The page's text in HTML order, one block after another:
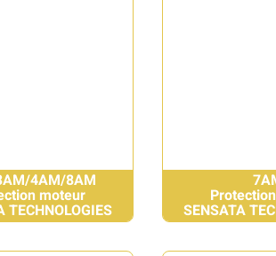
4AM/8AM
moteur
TECHNOLOGIES SENSATA